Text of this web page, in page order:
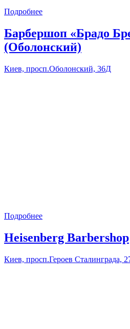
Подробнее
Барбершоп «Брадо
(Оболонский)
Киев, просп.Оболонский, 36Д
Подробнее
Heisenberg Barbershop
Киев, просп.Героев Сталинграда,